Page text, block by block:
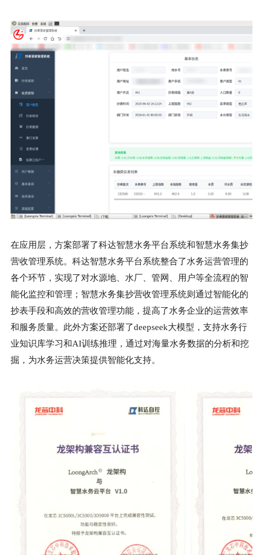
在应用层，方案部署了科达智慧水务平台系统和智慧水务集抄
营收管理系统。科达智慧水务平台系统整合了水务运营管理的
各个环节，实现了对水源地、水厂、管网、用户等全流程的智
能化监控和管理；智慧水务集抄营收管理系统则通过智能化的
抄表手段和高效的营收管理功能，提高了水务企业的运营效率
和服务质量。此外方案还部署了deepseek大模型，支持水务行
业知识库学习和AI训练推理，通过对海量水务数据的分析和挖
掘，为水务运营决策提供智能化支持。